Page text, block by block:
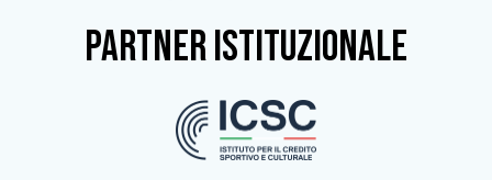
partner istituzionale